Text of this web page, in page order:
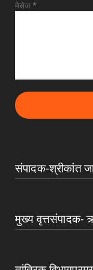
मेसेज *
संपादक-श्रीकांत
मुख्य वृत्तसंपादक-